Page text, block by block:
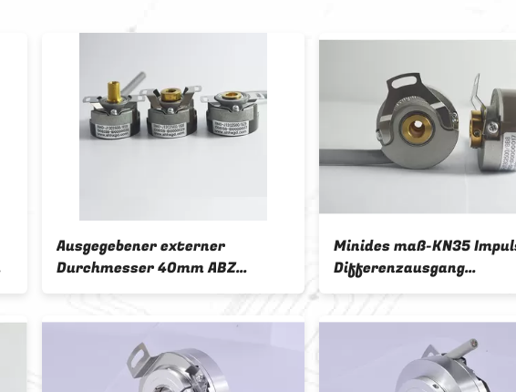
Ausgegebener externer
Durchmesser 40mm ABZ
Spannung des hohle Wellen-
Minides maß-KN35
Differenzausgang
Servobewegungsdes